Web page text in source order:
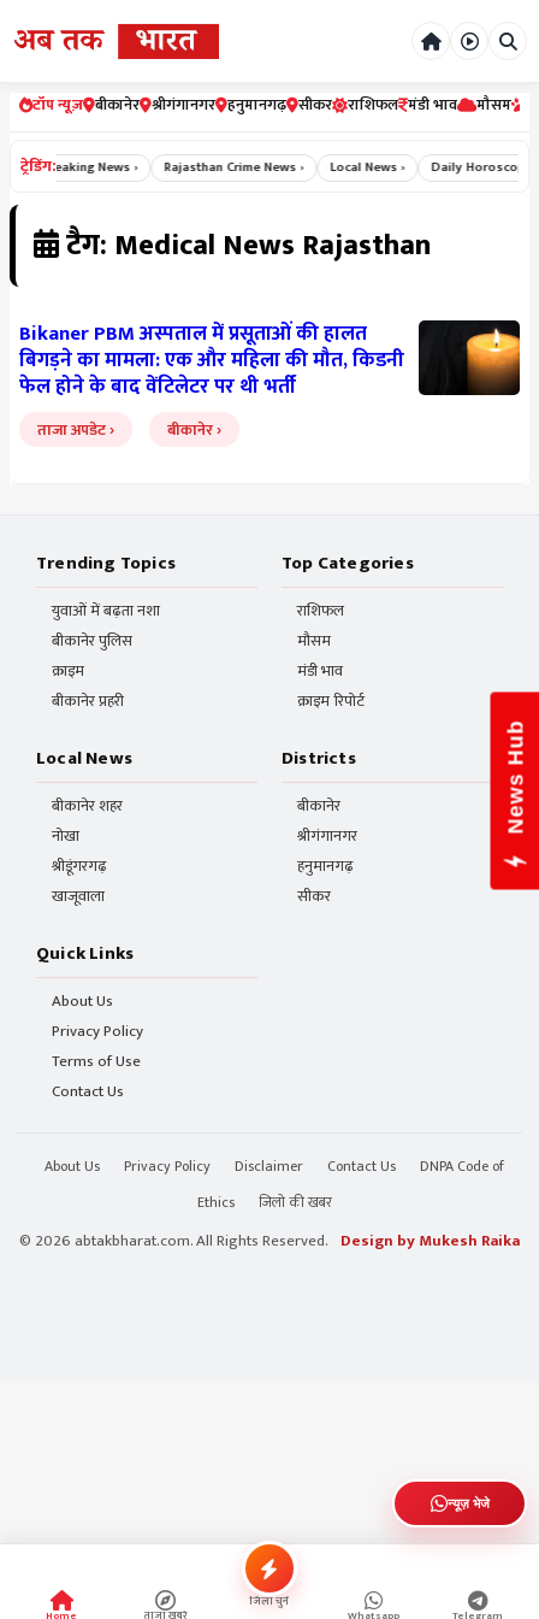
टॉप न्यूज़ बीकानेर श्रीगंगानगर हनुमानगढ़ सीकर राशिफल मंडी भाव मौसम
ट्रेडिंग:Breaking News › Rajasthan Crime News › Local News › Daily Horoscope
टैग: Medical News Rajasthan
Bikaner PBM अस्पताल में प्रसूताओं की हालत
बिगड़ने का मामला: एक और महिला की मौत, किडनी
फेल होने के बाद वेंटिलेटर पर थी भर्ती
ताजा अपडेट बीकानेर
Trending Topics
युवाओं में बढ़ता नशा
बीकानेर पुलिस
क्राइम
बीकानेर प्रहरी
Top Categories
राशिफल
मौसम
मंडी भाव
क्राइम रिपोर्ट
Local News
बीकानेर शहर
नोखा
श्रीडूंगरगढ़
खाजूवाला
Districts
बीकानेर
श्रीगंगानगर
हनुमानगढ़
सीकर
Quick Links
About Us
Privacy Policy
Terms of Use
Contact Us
About Us Privacy Policy Disclaimer Contact Us
DNPA Code of
Ethics
जिलो की खबर
© 2026 abtakbharat.com. All Rights Reserved. Design by Mukesh Raika
न्यूज़ भेजे
जिला चुनें
News Hub